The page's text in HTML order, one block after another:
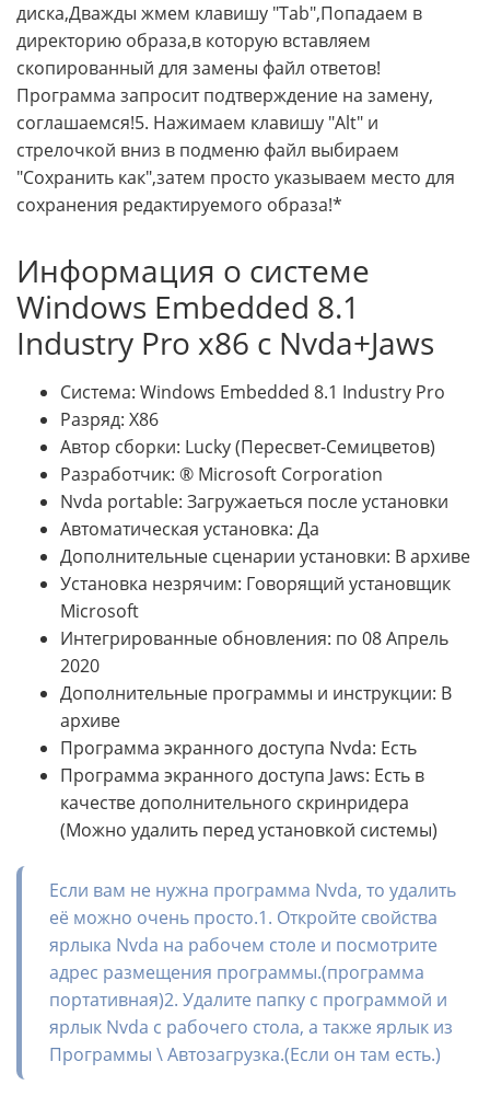
Информация о системе
Windows Embedded 8.1
Industry Pro x86 с Nvda+Jaws
Система: Windows Embedded 8.1 Industry Pro
Разряд: X86
Автор сборки: Lucky (Пересвет-Семицветов)
Разработчик: ® Microsoft Corporation
Nvda portable: Загружаеться после установки
Автоматическая установка: Да
Дополнительные сценарии установки: В архиве
Установка незрячим: Говорящий установщик
Microsoft
Интегрированные обновления: по 08 Апрель
2020
Дополнительные программы и инструкции: В
архиве
Программа экранного доступа Nvda: Есть
Программа экранного доступа Jaws: Есть в
качестве дополнительного скринридера
(Можно удалить перед установкой системы)
Если вам не нужна программа Nvda, то удалить
её можно очень просто.1. Откройте свойства
ярлыка Nvda на рабочем столе и посмотрите
адрес размещения программы.(программа
портативная)2. Удалите папку с программой и
ярлык Nvda с рабочего стола, а также ярлык из
Программы \ Автозагрузка.(Если он там есть.)